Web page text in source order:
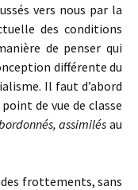
vers nous par la
des conditions
de penser qui
différente du
Il faut d’abord
de vue de classe
assimilés au
frottements, sans